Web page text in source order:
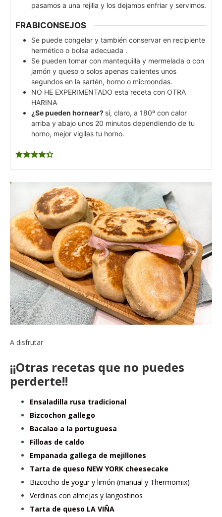
pasamos a una rejilla y los dejamos enfriar y servimos.
FRABICONSEJOS
Se puede congelar y también conservar en recipiente
hermético o bolsa adecuada .
Se pueden tomar con mantequilla y mermelada o con
jamón y queso o solos apenas calientes unos
segundos en la sartén, horno o microondas.
NO HE EXPERIMENTADO esta receta con OTRA
HARINA
¿Se pueden hornear? sí, claro, a 180º con calor
arriba y abajo unos 20 minutos dependiendo de tu
horno, mejor vigilas tu horno.
A disfrutar
¡¡Otras recetas que no puedes
perderte!!
Ensaladilla rusa tradicional
Bizcochon gallego
Bacalao a la portuguesa
Filloas de caldo
Empanada gallega de mejillones
Tarta de queso NEW YORK cheesecake
Bizcocho de yogur y limón (manual y Thermomix)
Verdinas con almejas y langostinos
Tarta de queso LA VIÑA